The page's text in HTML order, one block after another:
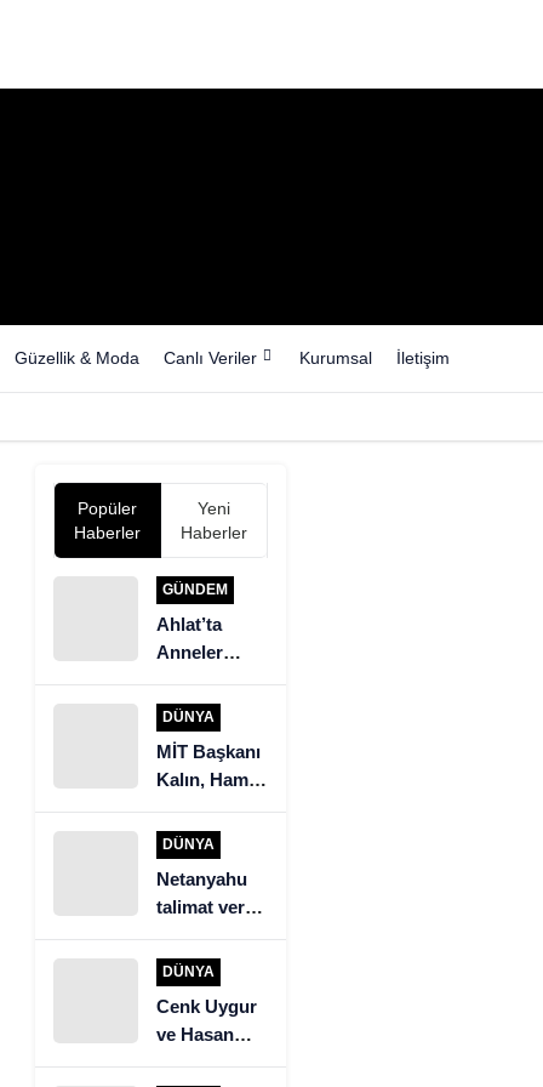
Güzellik & Moda Canlı Veriler Kurumsal İletişim
Popüler
Haberler
Yeni
Haberler
GÜNDEM
Ahlat’ta
Anneler
Günü Yemek
Yarışması
DÜNYA
MİT Başkanı
Kalın, Hamas
heyeti ile
görüştü
DÜNYA
Netanyahu
talimat verdi.
İsrail ordusu
Beyrut’un
güneyine
saldırıyor
DÜNYA
Cenk Uygur
ve Hasan
Piker’den